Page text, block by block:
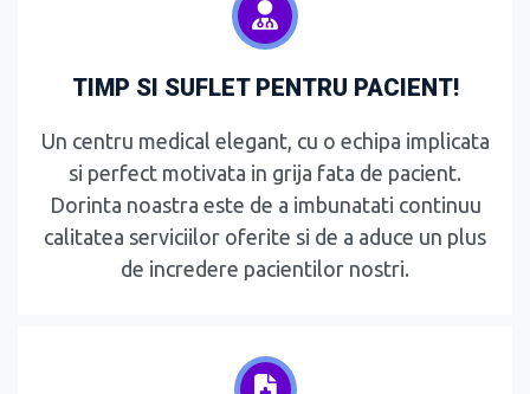
TIMP SI SUFLET PENTRU PACIENT!
Un centru medical elegant, cu o echipa implicata
si perfect motivata in grija fata de pacient.
Dorinta noastra este de a imbunatati continuu
calitatea serviciilor oferite si de a aduce un plus
de incredere pacientilor nostri.